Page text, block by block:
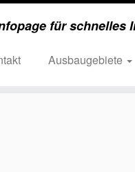
für schnelles
Ausbaugebiete